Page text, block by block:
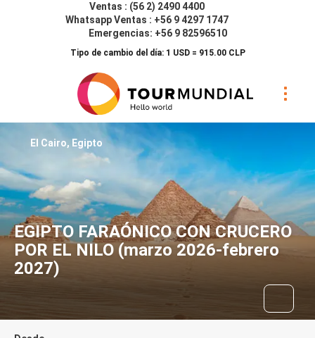
Ventas : (56 2) 2490 4400
Whatsapp Ventas : +56 9 4297 1747
Emergencias: +56 9 82596510
Tipo de cambio del día: 1 USD = 915.00 CLP
EGIPTO FARAÓNICO CON CRUCERO
POR EL NILO (marzo 2026-febrero
2027)
El Cairo, Egipto